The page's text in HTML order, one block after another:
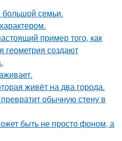
большой семьи.
пример того, как
геометрия создают
живёт на два города.
обычную стену в
быть не просто фоном, а